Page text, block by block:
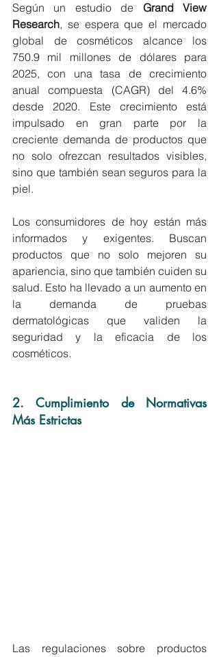
Según un estudio de Grand View
Research, se espera que el mercado
global de cosméticos alcance los
750.9 mil millones de dólares para
2025, con una tasa de crecimiento
anual compuesta (CAGR) del 4.6%
desde 2020. Este crecimiento está
impulsado en gran parte por la
creciente demanda de productos que
no solo ofrezcan resultados visibles,
sino que también sean seguros para la
piel.
Los consumidores de hoy están más
informados y exigentes. Buscan
productos que no solo mejoren su
apariencia, sino que también cuiden su
salud. Esto ha llevado a un aumento en
la demanda de pruebas
dermatológicas que validen la
seguridad y la eficacia de los
cosméticos.
2. Cumplimiento de Normativas
Más Estrictas
Las regulaciones sobre productos